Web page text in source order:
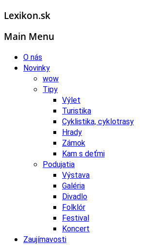
Lexikon.sk
Main Menu
O nás
Novinky
wow
Tipy
Výlet
Turistika
Cyklistika, cyklotrasy
Hrady
Zámok
Kam s deťmi
Podujatia
Výstava
Galéria
Divadlo
Folklór
Festival
Koncert
Zaujímavosti